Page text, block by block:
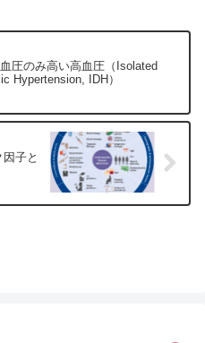
圧のみ高い高血圧（Isolated
Hypertension, IDH）
子と